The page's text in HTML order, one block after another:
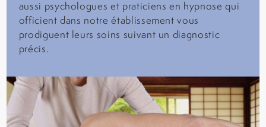
aussi psychologues et praticiens en hypnose qui
officient dans notre établissement vous
prodiguent leurs soins suivant un diagnostic
précis.